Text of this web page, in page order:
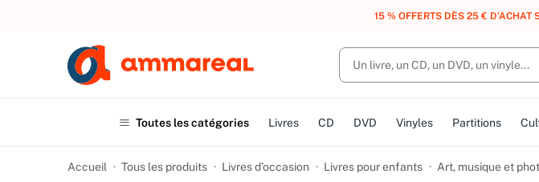
UN ACHAT, DES POINTS, DES RÉCOMPENSES :
Toutes les catégories Livres CD DVD Vinyles Partitions
Accueil Tous les produits Livres d’occasion Livres pour enfants Art, musique et